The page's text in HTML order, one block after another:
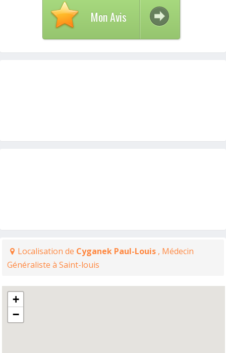
Mon Avis
Localisation de Cyganek Paul-Louis , Médecin
Généraliste à Saint-louis
+
−